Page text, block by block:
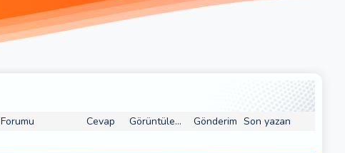
Forumu Cevap Görüntüleme Gönderim Son yazan